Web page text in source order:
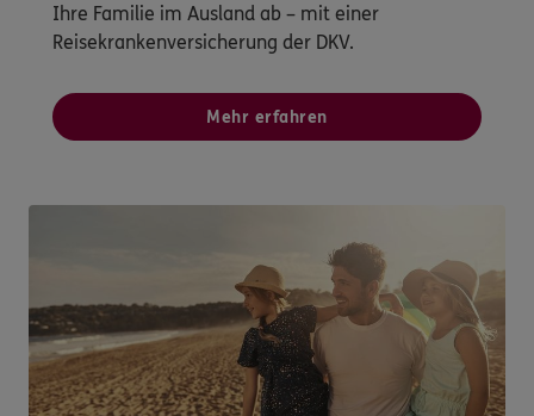
Ihre Familie im Ausland ab – mit einer
Reisekrankenversicherung der DKV.
Mehr erfahren